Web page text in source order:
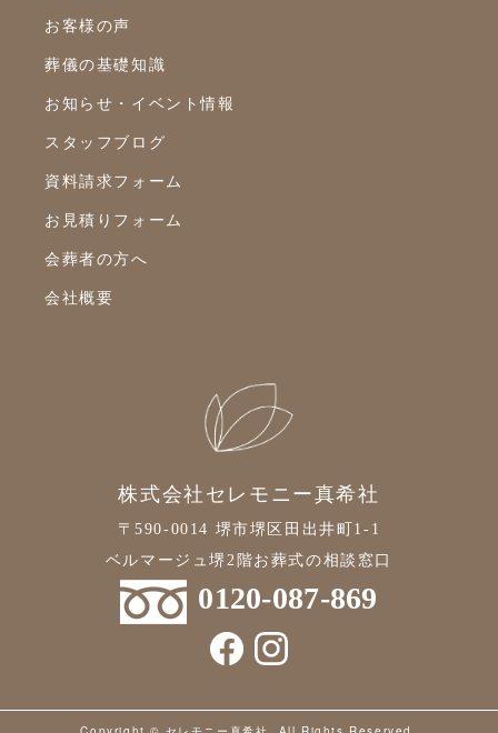
お客様の声
葬儀の基礎知識
お知らせ・イベント情報
スタッフブログ
資料請求フォーム
お見積りフォーム
会葬者の方へ
会社概要
株式会社セレモニー真希社
〒590-0014 堺市堺区田出井町1-1
ベルマージュ堺2階お葬式の相談窓口
0120-087-869